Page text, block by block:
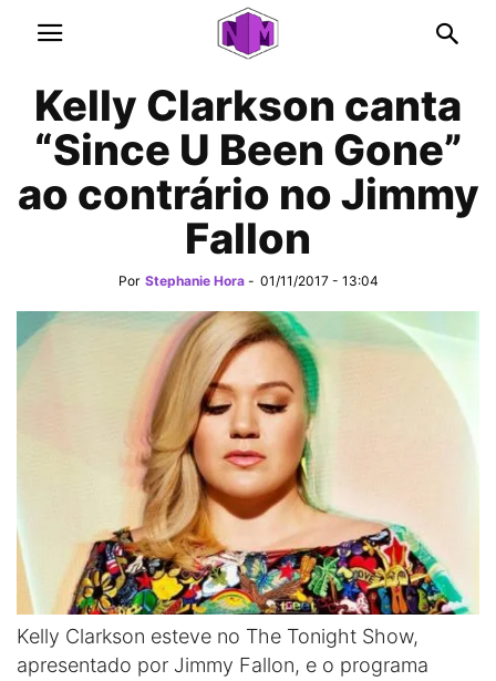
Kelly Clarkson canta
“Since U Been Gone”
ao contrário no Jimmy
Fallon
Por Stephanie Hora - 01/11/2017 - 13:04
Kelly Clarkson esteve no The Tonight Show,
apresentado por Jimmy Fallon, e o programa